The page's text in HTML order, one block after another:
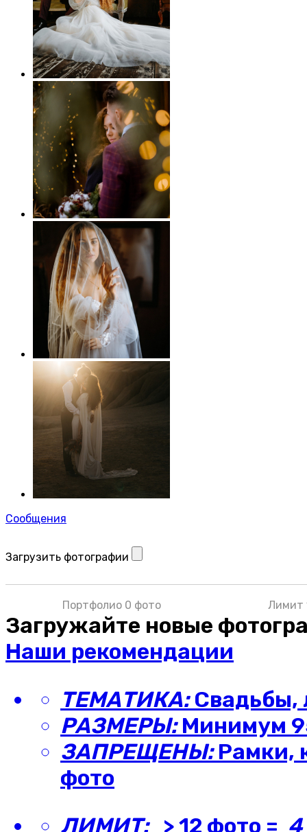
Сообщения
Загрузить фотографии
Портфолио 0 фото Лимит
Загружайте новые
Наши рекомендации
ТЕМАТИКА:Свадьбы,
РАЗМЕРЫ:Минимум
ЗАПРЕЩЕНЫ:Рамки,
фото
ЛИМИТ:> 12 фото = 4